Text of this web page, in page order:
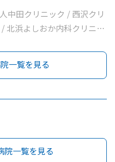
中田クリニック / 西沢クリ
北浜よしおか内科クリニッ
一覧を見る
院一覧を見る